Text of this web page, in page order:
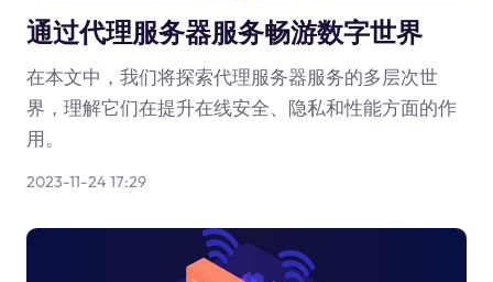
通过代理服务器服务畅游数字世界
在本文中，我们将探索代理服务器服务的多层次世
界，理解它们在提升在线安全、隐私和性能方面的作
用。
2023-11-24 17:29